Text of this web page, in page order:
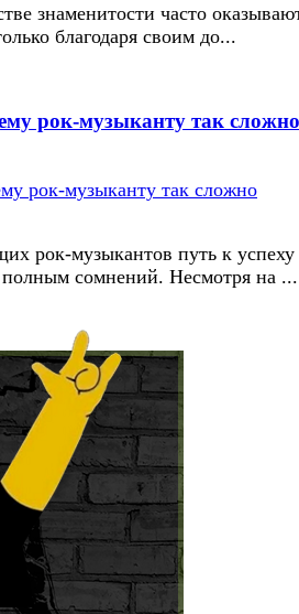
знаменитости часто
благодаря своим до...
рок-музыканту так сложно
рок-музыкантов путь к успеху
сомнений. Несмотря на ...